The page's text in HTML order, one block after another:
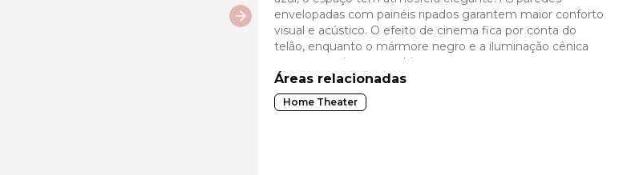
Next slide
envelopadas com painéis ripados garantem maior conforto
visual e acústico. O efeito de cinema fica por conta do
telão, enquanto o mármore negro e a iluminação cênica
trazem requinte ao ambiente.
Áreas relacionadas
Home Theater